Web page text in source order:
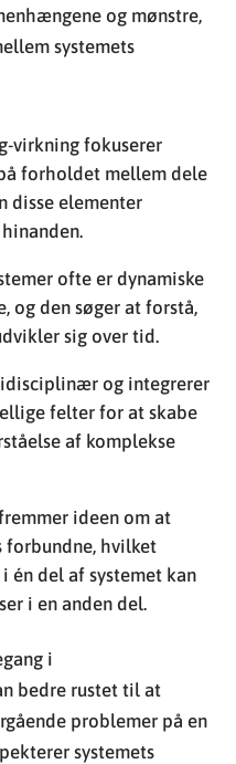
og mønstre,
systemets
virkning fokuserer
forholdet mellem dele
disse elementer
ofte er dynamiske
og den søger at forstå,
sig over tid.
og integrerer
felter for at skabe
af komplekse
ideen om at
forbundne, hvilket
én del af systemet kan
i en anden del.
i
bedre rustet til at
problemer på en
systemets